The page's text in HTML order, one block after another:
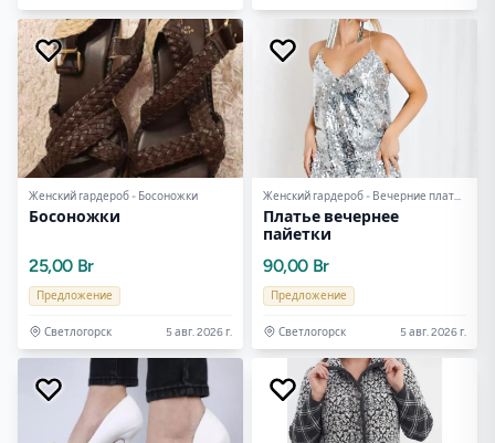
Женский гардероб - Босоножки
Босоножки
25,00 Br
Предложение
Светлогорск 5 авг. 2026 г.
Женский гардероб - Вечерние платья
Платье вечернее
пайетки
90,00 Br
Предложение
Светлогорск 5 авг. 2026 г.